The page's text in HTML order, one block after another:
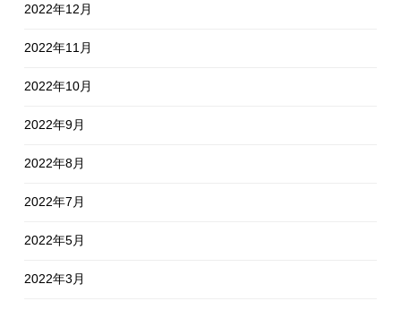
2022年12月
2022年11月
2022年10月
2022年9月
2022年8月
2022年7月
2022年5月
2022年3月